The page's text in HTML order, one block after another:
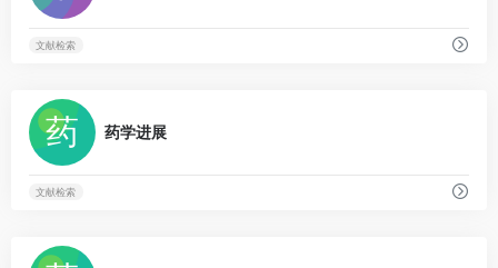
Dianthus Therapeutics Highlights
Recent Business Achievements and
20
Molecure reçoit une
recommandation favorable de l’IDMC
pour poursuivre l’essai clinique KITE
sans modification du protocole de
l’étude (programme de
文献检索
药学进展
文献检索